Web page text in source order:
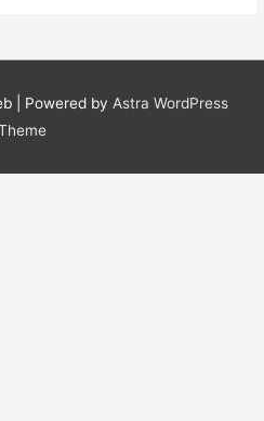
| Powered by Astra WordPress